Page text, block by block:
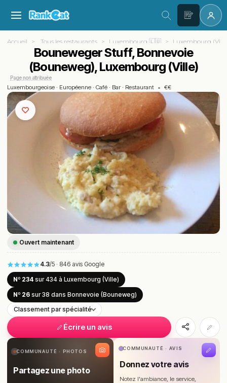
Accueil Tous les restaurants Luxembourg 🇱🇺 Luxembourg
Bouneweger Stuff, Bonnevoie
(Bouneweg), Luxembourg (Ville)
Page non attribuée
Luxembourgeoise · Européenne · Café · Bar· Restaurant • €€
Ouvert maintenant
4.3/5 · 846 avis Google
Nº 234 sur 434 à Luxembourg (Ville)
Nº 26 sur 38 dans Bonnevoie (Bouneweg)
Classement par spécialité
Écrire un avis
COMMUNAUTÉ · PHOTOS
Partagez une photo
COMMUNAUTÉ · AVIS
Donnez votre avis
Notez l'ambiance, le service,